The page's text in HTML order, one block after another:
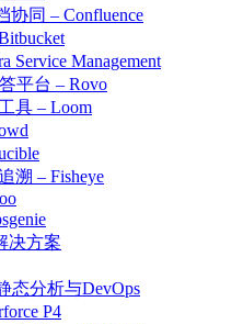
同 – Confluence
Service Management
平台 – Rovo
具 – Loom
溯 – Fisheye
决方案
态分析与DevOps
P4